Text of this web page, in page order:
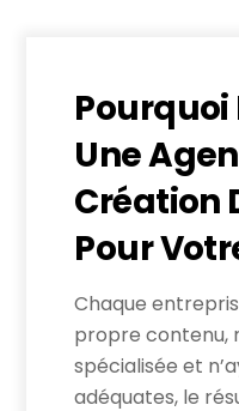
Pourquoi
Une
Création
Pour
Chaque
propre contenu,
spécialisée et
adéquates, le